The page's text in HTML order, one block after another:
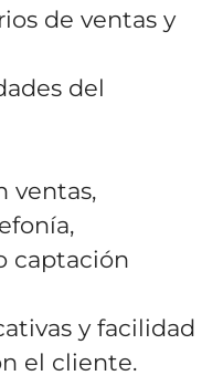
de ventas y
del
ventas,
captación
y facilidad
el cliente.